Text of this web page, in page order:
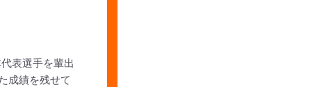
表選手を輩出
成績を残せて